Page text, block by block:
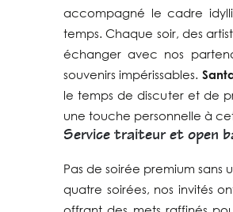
accompagné le cadre
temps. Chaque soir, des
échanger avec nos
souvenirs impérissables.
le temps de discuter et de
une touche personnelle à
Service traiteur et open
Pas de soirée premium sans
quatre soirées, nos invités